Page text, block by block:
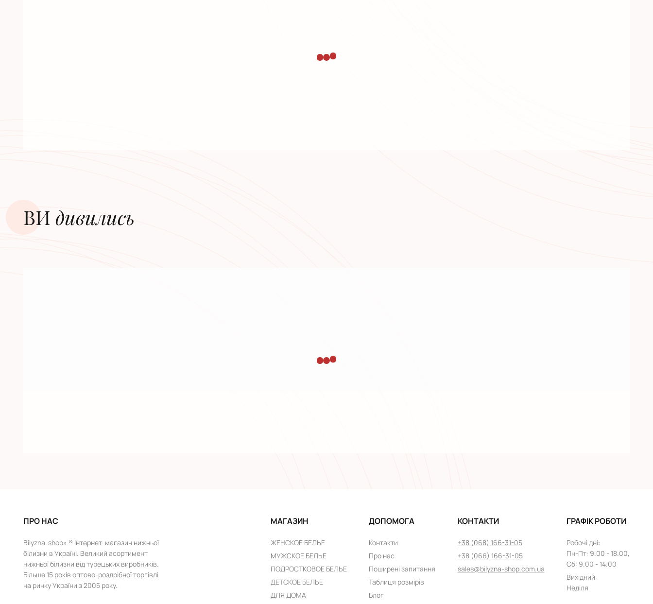
ВИ дивилиcь
ПРО НАС
Bilyzna-shop» ® інтернет-магазин нижньої
білизни в Україні. Великий асортимент
нижньої білизни від турецьких виробників.
Більше 15 років оптово-роздрібної торгівлі
на ринку України з 2005 року.
МАГАЗИН
ЖЕНСКОЕ БЕЛЬЕ
МУЖСКОЕ БЕЛЬЕ
ПОДРОСТКОВОЕ БЕЛЬЕ
ДЕТСКОЕ БЕЛЬЕ
ДЛЯ ДОМА
ДОПОМОГА
Контакти
Про нас
Поширені запитання
Таблиця розмірів
Блог
КОНТАКТИ
+38 (068) 166-31-05
+38 (066) 166-31-05
sales@bilyzna-shop.com.ua
ГРАФІК РОБОТИ
Робочі дні:
Пн-Пт: 9.00 - 18.00,
Сб: 9.00 - 14.00
Вихідний:
Неділя